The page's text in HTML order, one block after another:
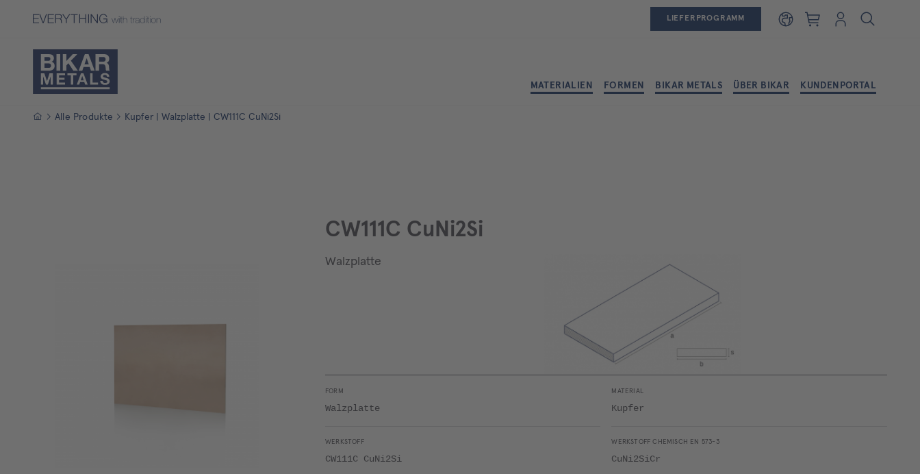
LIEFERPROGRAMM Warenkorb
Login
MATERIALIEN FORMEN BIKAR METALS ÜBER BIKAR KUNDENPORTAL
StartseiteAlle Produkte Kupfer | Walzplatte | CW111C CuNi2Si
CW111C CuNi2Si
Walzplatte
FORM
Walzplatte
MATERIAL
Kupfer
WERKSTOFF
CW111C CuNi2Si
WERKSTOFF CHEMISCH EN 573-3
CuNi2SiCr